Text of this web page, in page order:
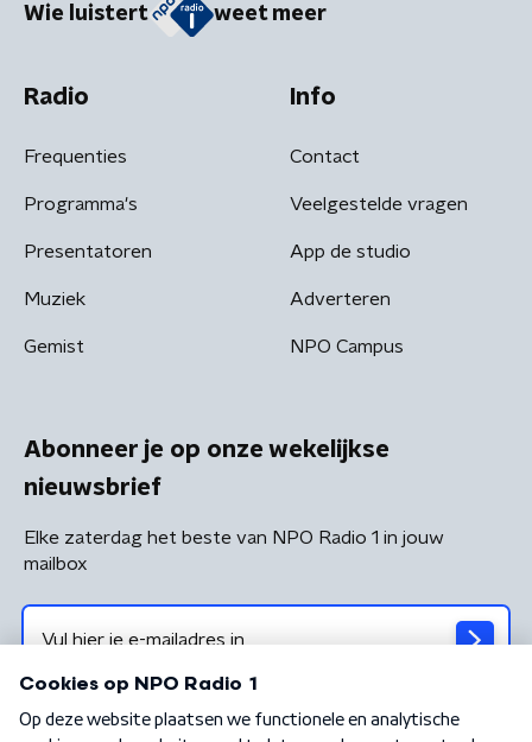
Wie luistert weet meer
Radio
Frequenties
Programma's
Presentatoren
Muziek
Gemist
Info
Contact
Veelgestelde vragen
App de studio
Adverteren
NPO Campus
Abonneer je op onze wekelijkse
nieuwsbrief
Elke zaterdag het beste van NPO Radio 1 in jouw
mailbox